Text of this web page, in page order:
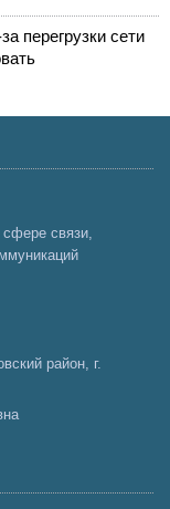
перегрузки сети
связи,
район, г.